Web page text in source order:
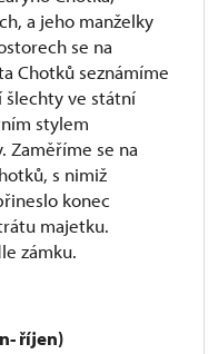
a jeho manželky
se na
Chotků seznámíme
ve státní
stylem
Zaměříme se na
s nimiž
konec
majetku.
zámku.
říjen)